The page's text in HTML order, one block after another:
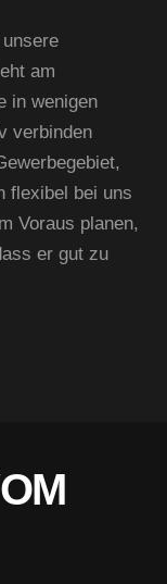
am
in wenigen
verbinden
flexibel bei uns
Voraus planen,
er gut zu
B